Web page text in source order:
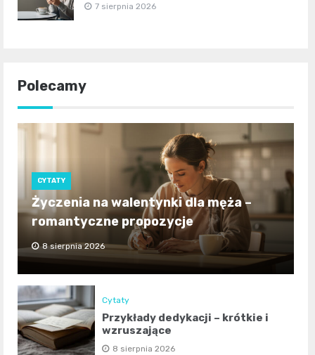
7 sierpnia 2026
Polecamy
CYTATY
Życzenia na walentynki dla męża –
romantyczne propozycje
8 sierpnia 2026
Cytaty
Przykłady dedykacji – krótkie i
wzruszające
8 sierpnia 2026